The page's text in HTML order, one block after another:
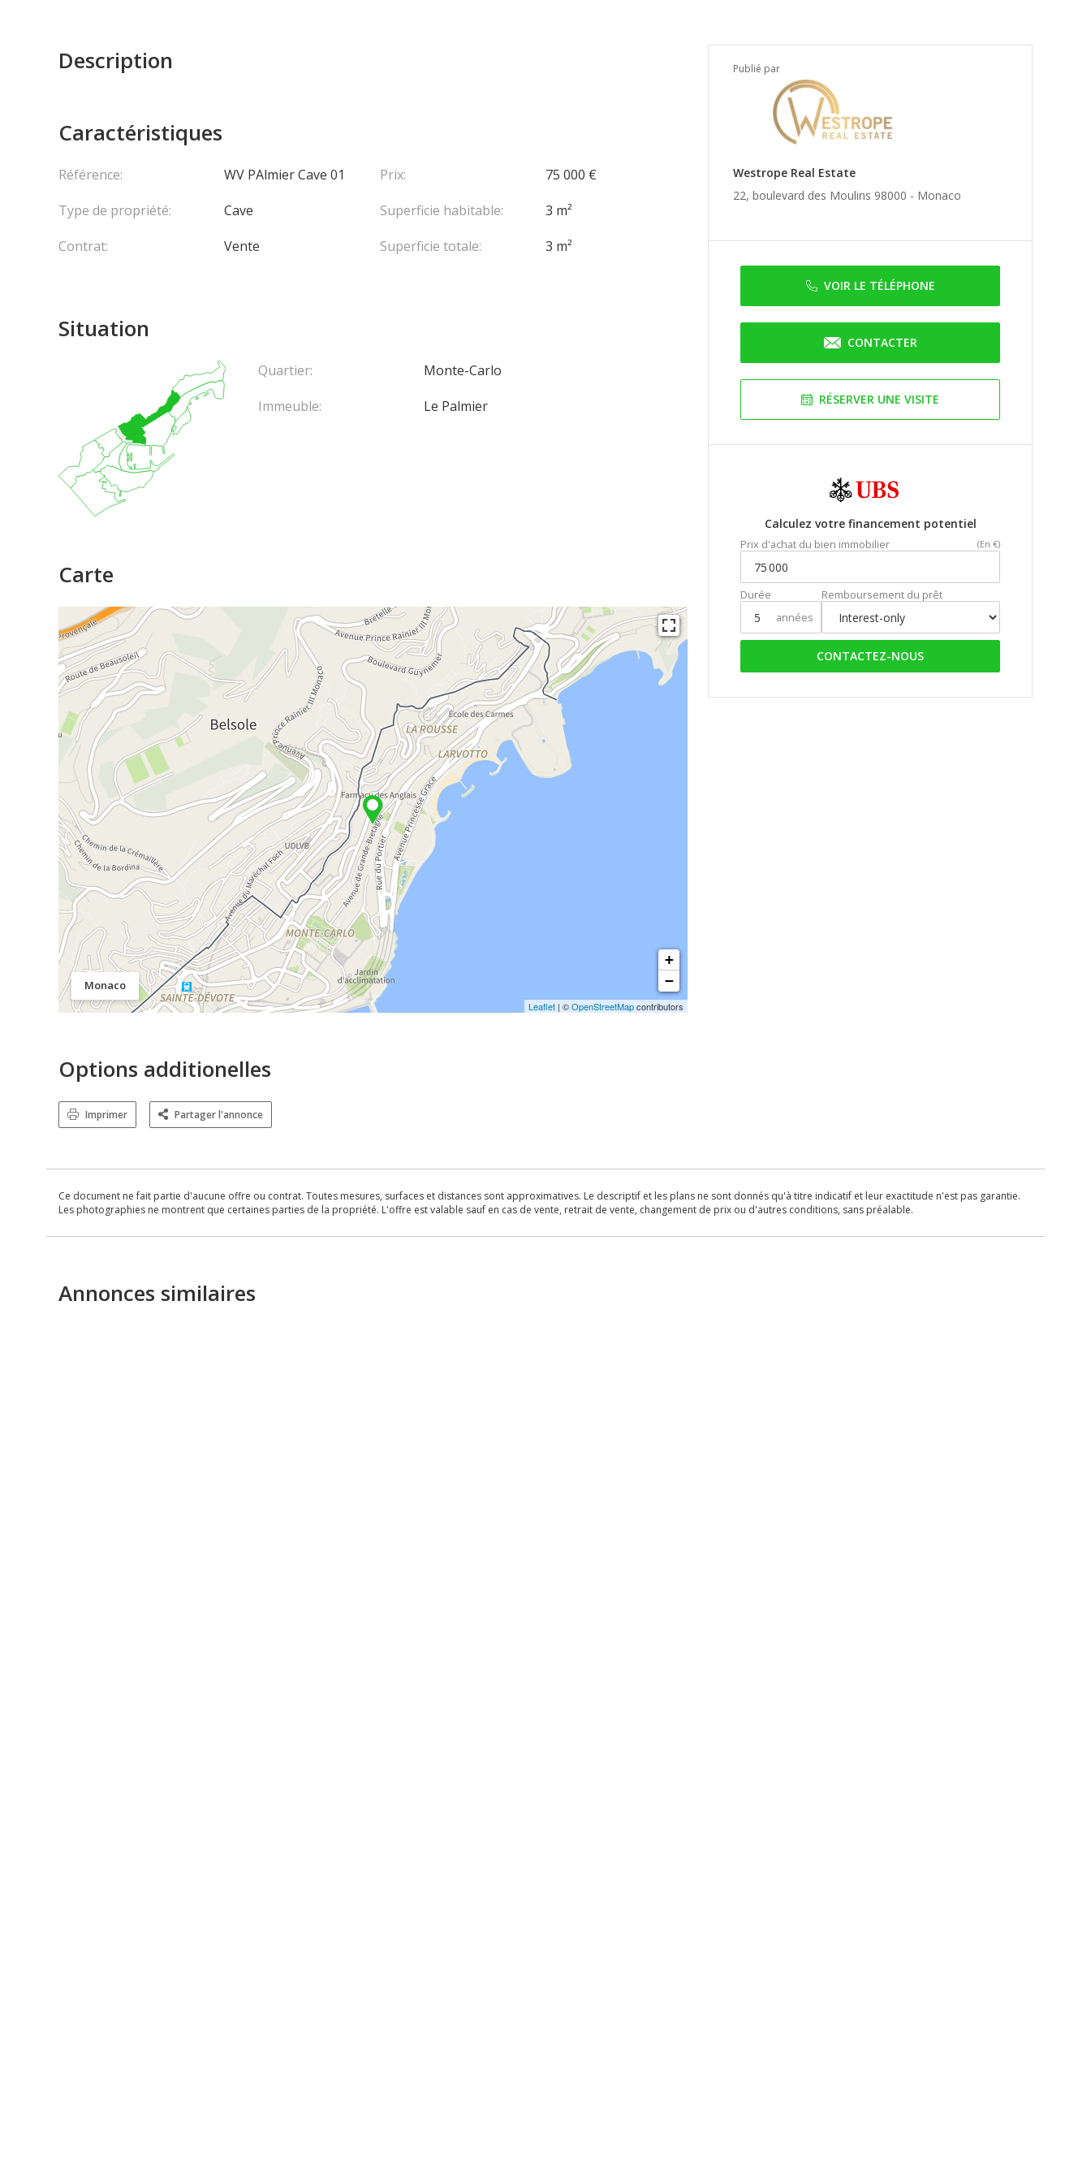
Publié par
Westrope Real Estate
22, boulevard des Moulins 98000 - Monaco
VOIR LE TÉLÉPHONE
CONTACTER
RÉSERVER UNE VISITE
Calculez votre financement potentiel
Prix d'achat du bien immobilier (En €)
Durée
années
Remboursement du prêt
CONTACTEZ-NOUS
Description
Caractéristiques
Référence:
WV PAlmier Cave 01
Type de propriété:
Cave
Contrat:
Vente
Prix:
75 000 €
Superficie habitable:
3 m²
Superficie totale:
3 m²
Situation
Quartier:
Monte-Carlo
Immeuble:
Le Palmier
Carte
Monaco
+
−
Leaflet | ©OpenStreetMapcontributors
Options additionelles
Imprimer Partager l'annonce
Ce document ne fait partie d'aucune offre ou contrat. Toutes mesures, surfaces et distances sont approximatives. Le descriptif et les plans ne sont donnés qu'à titre indicatif et leur exactitude n'est pas garantie.
Les photographies ne montrent que certaines parties de la propriété. L'offre est valable sauf en cas de vente, retrait de vente, changement de prix ou d'autres conditions, sans préalable.
Annonces similaires